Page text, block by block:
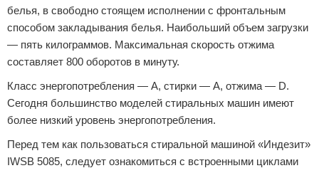
белья, в свободно стоящем исполнении с фронтальным
способом закладывания белья. Наибольший объем загрузки
— пять килограммов. Максимальная скорость отжима
составляет 800 оборотов в минуту.
Класс энергопотребления — А, стирки — А, отжима — D.
Сегодня большинство моделей стиральных машин имеют
более низкий уровень энергопотребления.
Перед тем как пользоваться стиральной машиной «Индезит»
IWSB 5085, следует ознакомиться с встроенными циклами